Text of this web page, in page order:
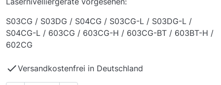
S03CG / S03DG / S04CG / S03CG-L / S03DG-L /
S04CG-L / 603CG / 603CG-H / 603CG-BT / 603BT-H /
602CG
Versandkostenfrei in Deutschland